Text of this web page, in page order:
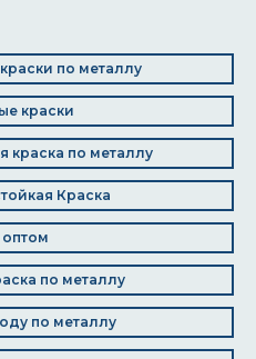
по металлу
краски
краска по металлу
Краска
по металлу
по металлу